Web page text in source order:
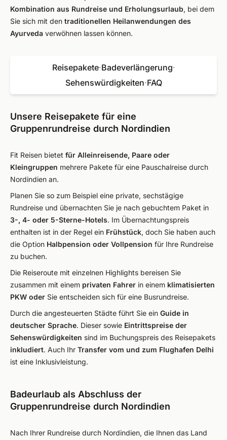
Kombination aus Rundreise und Erholungsurlaub, bei dem
Sie sich mit den traditionellen Heilanwendungen des
Ayurveda verwöhnen lassen können.
Reisepakete·Badeverlängerung·
Sehenswürdigkeiten·FAQ
Unsere Reisepakete für eine
Gruppenrundreise durch Nordindien
Fit Reisen bietet für Alleinreisende, Paare oder
Kleingruppen mehrere Pakete für eine Pauschalreise durch
Nordindien an.
Planen Sie so zum Beispiel eine private, sechstägige
Rundreise und übernachten Sie je nach gebuchtem Paket in
3-, 4- oder 5-Sterne-Hotels. Im Übernachtungspreis
enthalten ist in der Regel ein Frühstück, doch Sie haben auch
die Option Halbpension oder Vollpension für Ihre Rundreise
zu buchen.
Die Reiseroute mit einzelnen Highlights bereisen Sie
zusammen mit einem privaten Fahrer in einem klimatisierten
PKW oder Sie entscheiden sich für eine Busrundreise.
Durch die angesteuerten Städte führt Sie ein Guide in
deutscher Sprache. Dieser sowie Eintrittspreise der
Sehenswürdigkeiten sind im Buchungspreis des Reisepakets
inkludiert. Auch Ihr Transfer vom und zum Flughafen Delhi
ist eine Inklusivleistung.
Badeurlaub als Abschluss der
Gruppenrundreise durch Nordindien
Nach Ihrer Rundreise durch Nordindien, die Ihnen das Land